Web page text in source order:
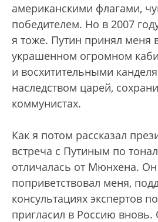
американскими флагами,
победителем. Но в 2007
я тоже. Путин принял меня
украшенном огромном
и восхитительными
наследством царей,
коммунистах.
Как я потом рассказал
встреча с Путиным по
отличалась от Мюнхена.
поприветствовал меня,
консультациях экспертов
пригласил в Россию